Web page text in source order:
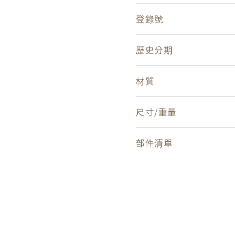
登錄號
歷史分期
材質
尺寸/重量
部件清單